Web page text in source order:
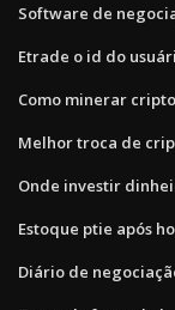
Software de
Etrade o id do
Como minerar
Melhor troca de
Onde investir
Estoque ptie após
Diário de